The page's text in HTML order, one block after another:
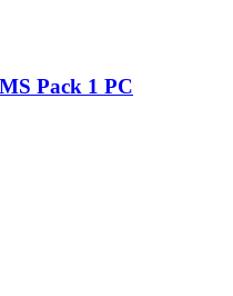
Pack 1 PC